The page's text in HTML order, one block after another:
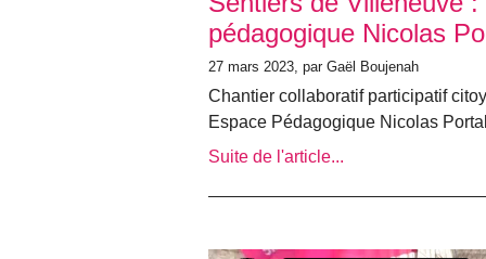
pédagogique Nicolas
27 mars 2023, par Gaël Boujenah
Chantier collaboratif participatif
Espace Pédagogique Nicolas
Suite de l'article...